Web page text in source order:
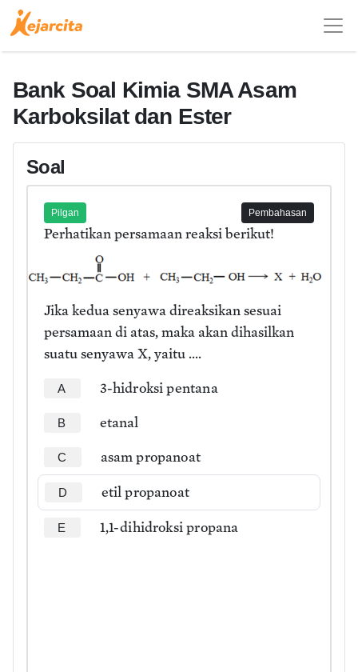
Bank Soal Kimia SMA Asam
Karboksilat dan Ester
Soal
Pilgan Pembahasan
Perhatikan persamaan reaksi berikut!
Jika kedua senyawa direaksikan sesuai
persamaan di atas, maka akan dihasilkan
suatu senyawa X, yaitu ....
A 3-hidroksi pentana
B etanal
C asam propanoat
D etil propanoat
E 1,1-dihidroksi propana